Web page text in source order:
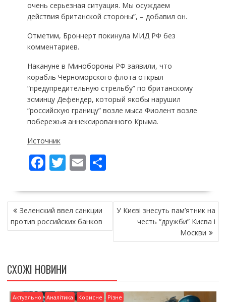
очень серьезная ситуация. Мы осуждаем
действия британской стороны”, – добавил он.
Отметим, Броннерт покинула МИД РФ без
комментариев.
Накануне в Минобороны РФ заявили, что
корабль Черноморского флота открыл
“предупредительную стрельбу” по британскому
эсминцу Дефендер, который якобы нарушил
“российскую границу” возле мыса Фиолент возле
побережья аннексированного Крыма.
Источник
F
e
b
o
k
T
itt
er
E
ai
l
П
ді
и
т
ся
НАВІГАЦІЯ
ЗАПИСІВ
Зеленский ввел санкции
против российских банков
У Києві знесуть пам’ятник на
честь “дружби” Києва і
Москви
СХОЖІ НОВИНИ
Актуально Аналітика Корисне Різне